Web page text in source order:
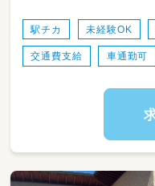
まめに交換。
10:00 朝の会
事・制作など
11:00 給食準
12:00 お昼寝
15:00 おやつ
駅チカ 未経験OK
交通費支給 車通勤可